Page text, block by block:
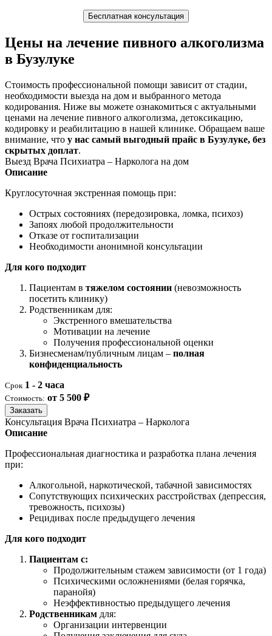
Бесплатная консультация
Цены на лечение пивного алкоголизма
в Бузулуке
Стоимость профессиональной помощи зависит от стадии,
необходимости выезда на дом и выбранного метода
кодирования. Ниже вы можете ознакомиться с актуальными
ценами на лечение пивного алкоголизма, детоксикацию,
кодировку и реабилитацию в нашей клинике. Обращаем ваше
внимание, что у нас самый выгодный прайс в Бузулуке, без
скрытых доплат.
Выезд Врача Психиатра – Нарколога на дом
Описание
Круглосуточная экстренная помощь при:
Острых состояниях (передозировка, ломка, психоз)
Запоях любой продолжительности
Отказе от госпитализации
Необходимости анонимной консультации
Для кого подходит
Пациентам в тяжелом состоянии (невозможность
посетить клинику)
Родственникам для:
Экстренного вмешательства
Мотивации на лечение
Получения профессиональной оценки
Бизнесменам/публичным лицам – полная
конфиденциальность
Срок 1 - 2 часа
Стоимость: от 5 500 ₽
Заказать
Консультация Врача Психиатра – Нарколога
Описание
Профессиональная диагностика и разработка плана лечения
при:
Алкогольной, наркотической, табачной зависимостях
Сопутствующих психических расстройствах (депрессия,
тревожность, психозы)
Рецидивах после предыдущего лечения
Для кого подходит
Пациентам с:
Продолжительным стажем зависимости (от 1 года)
Психическими осложнениями (белая горячка,
паранойя)
Неэффективностью предыдущего лечения
Родственникам для:
Организации интервенции